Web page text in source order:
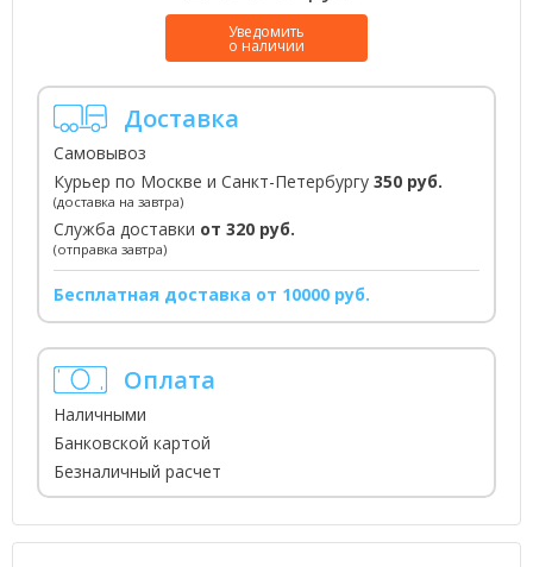
Уведомить
о наличии
Доставка
Самовывоз
Курьер по Москве и Санкт-Петербургу 350 руб.
(доставка на завтра)
Служба доставки от 320 руб.
(отправка завтра)
Бесплатная доставка от 10000 руб.
Оплата
Наличными
Банковской картой
Безналичный расчет